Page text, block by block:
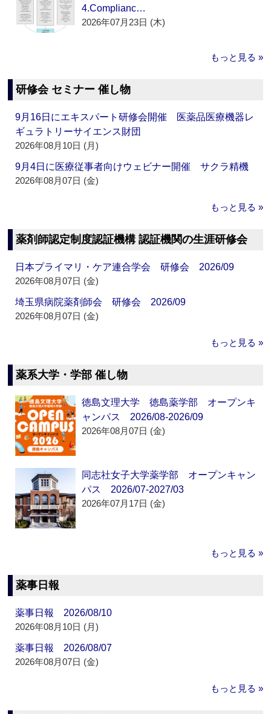
4.Complianc…
2026年07月23日 (木)
もっと見る »
研修会 セミナー 催し物
9月16日にエキスパート研修会開催 医薬品医療機器レ
ギュラトリーサイエンス財団
2026年08月10日 (月)
9月4日に医療従事者向けウェビナー開催 サクラ精機
2026年08月07日 (金)
もっと見る »
薬剤師認定制度認証機構 認証機関の生涯研修会
日本プライマリ・ケア連合学会 研修会 2026/09
2026年08月07日 (金)
埼玉県病院薬剤師会 研修会 2026/09
2026年08月07日 (金)
もっと見る »
薬系大学・学部 催し物
徳島文理大学 徳島薬学部 オープンキ
ャンパス 2026/08-2026/09
2026年08月07日 (金)
同志社女子大学薬学部 オープンキャン
パス 2026/07-2027/03
2026年07月17日 (金)
もっと見る »
薬事日報
薬事日報 2026/08/10
2026年08月10日 (月)
薬事日報 2026/08/07
2026年08月07日 (金)
もっと見る »